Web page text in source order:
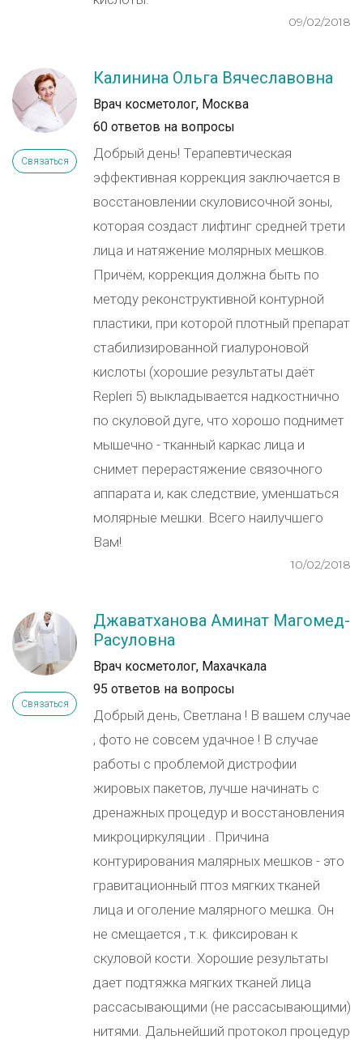
09/02/2018
Связаться
Калинина Ольга Вячеславовна
Врач косметолог, Москва
60 ответов на вопросы
Добрый день! Терапевтическая
эффективная коррекция заключается в
восстановлении скуловисочной зоны,
которая создаст лифтинг средней трети
лица и натяжение молярных мешков.
Причём, коррекция должна быть по
методу реконструктивной контурной
пластики, при которой плотный препарат
стабилизированной гиалуроновой
кислоты (хорошие результаты даёт
Repleri 5) выкладывается надкостнично
по скуловой дуге, что хорошо поднимет
мышечно - тканный каркас лица и
снимет перерастяжение связочного
аппарата и, как следствие, уменшаться
молярные мешки. Всего наилучшего
Вам!
10/02/2018
Связаться
Джаватханова Аминат Магомед-
Расуловна
Врач косметолог, Махачкала
95 ответов на вопросы
Добрый день, Светлана ! В вашем случае
, фото не совсем удачное ! В случае
работы с проблемой дистрофии
жировых пакетов, лучше начинать с
дренажных процедур и восстановления
микроциркуляции . Причина
контурирования малярных мешков - это
гравитационный птоз мягких тканей
лица и оголение малярного мешка. Он
не смещается , т.к. фиксирован к
скуловой кости. Хорошие результаты
дает подтяжка мягких тканей лица
рассасывающими (не рассасывающими)
нитями. Дальнейший протокол процедур